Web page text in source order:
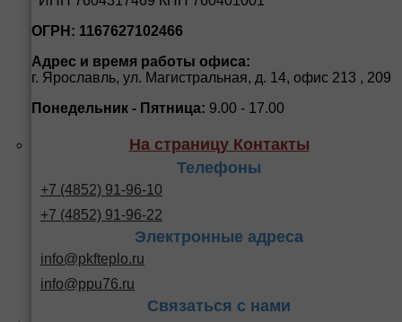
ОГРН: 1167627102466
Адрес и время работы офиса:
г. Ярославль, ул. Магистральная, д. 14, офис 213 , 209
Понедельник - Пятница: 9.00 - 17.00
На страницу Контакты
Телефоны
+7 (4852) 91-96-10
+7 (4852) 91-96-22
Электронные адреса
info@pkfteplo.ru
info@ppu76.ru
Связаться с нами